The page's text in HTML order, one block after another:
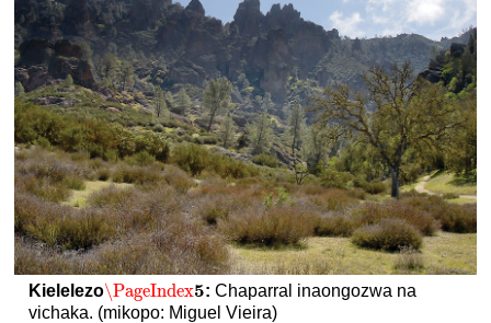
Kielelezo\PageIndex5
\PageIndex5: Chaparral inaongozwa na
vichaka. (mikopo: Miguel Vieira)